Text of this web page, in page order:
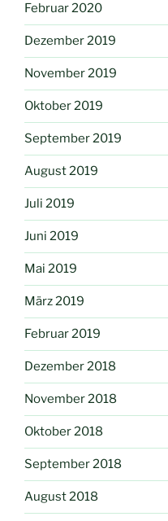
Februar 2020
Dezember 2019
November 2019
Oktober 2019
September 2019
August 2019
Juli 2019
Juni 2019
Mai 2019
März 2019
Februar 2019
Dezember 2018
November 2018
Oktober 2018
September 2018
August 2018